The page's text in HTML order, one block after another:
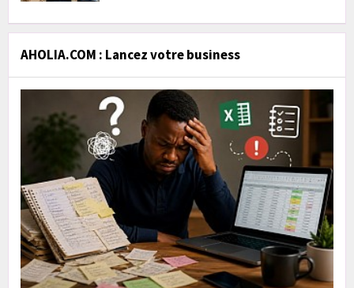
AHOLIA.COM : Lancez votre business